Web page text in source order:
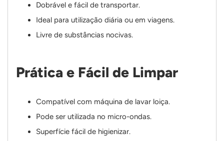
Dobrável e fácil de transportar.
Ideal para utilização diária ou em viagens.
Livre de substâncias nocivas.
Prática e Fácil de Limpar
Compatível com máquina de lavar loiça.
Pode ser utilizada no micro-ondas.
Superfície fácil de higienizar.